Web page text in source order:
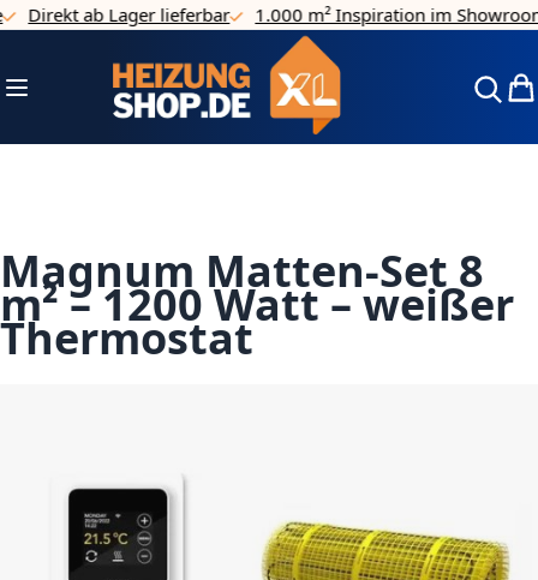
Direkt zum Inhalt
Direkt ab Lager lieferbar 1.000 m² Inspiration im Showroom
Navigation umschalten
Magnum Matten-Set 8
m² – 1200 Watt – weißer
Thermostat